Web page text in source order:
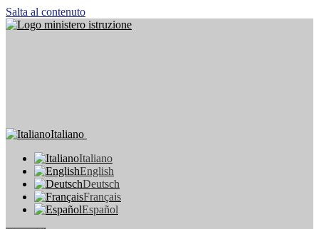
Salta al contenuto
Italiano
Italiano
English
Deutsch
Français
Español